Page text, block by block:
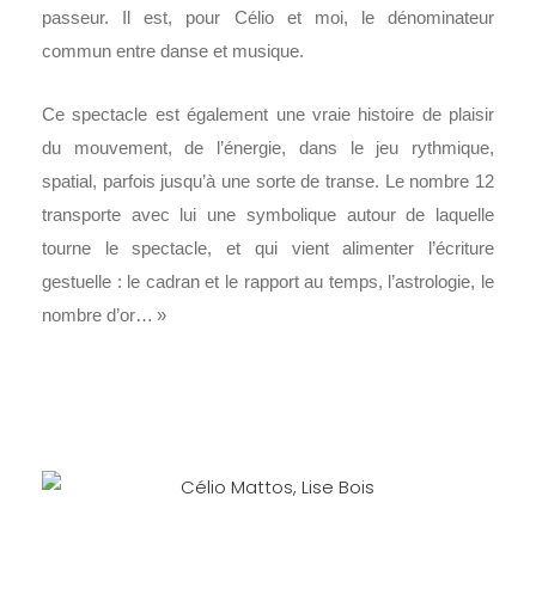
passeur. Il est, pour Célio et moi, le dénominateur
commun entre danse et musique.
Ce spectacle est également une vraie histoire de plaisir
du mouvement, de l’énergie, dans le jeu rythmique,
spatial, parfois jusqu’à une sorte de transe. Le nombre 12
transporte avec lui une symbolique autour de laquelle
tourne le spectacle, et qui vient alimenter l’écriture
gestuelle : le cadran et le rapport au temps, l’astrologie, le
nombre d’or… »